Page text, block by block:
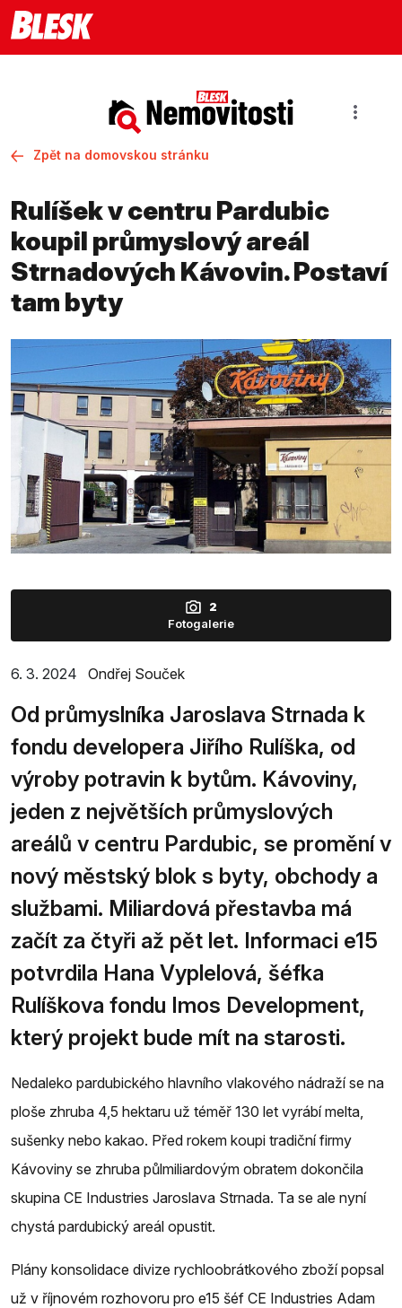
Zpět na domovskou stránku
Rulíšek v centru Pardubic
koupil průmyslový areál
Strnadových Kávovin. Postaví
tam byty
2
Fotogalerie
6. 3. 2024 Ondřej Souček
Od průmyslníka Jaroslava Strnada k
fondu developera Jiřího Rulíška, od
výroby potravin k bytům. Kávoviny,
jeden z největších průmyslových
areálů v centru Pardubic, se promění v
nový městský blok s byty, obchody a
službami. Miliardová přestavba má
začít za čtyři až pět let. Informaci e15
potvrdila Hana Vyplelová, šéfka
Rulíškova fondu Imos Development,
který projekt bude mít na starosti.
Nedaleko pardubického hlavního vlakového nádraží se na
ploše zhruba 4,5 hektaru už téměř 130 let vyrábí melta,
sušenky nebo kakao. Před rokem koupi tradiční firmy
Kávoviny se zhruba půlmiliardovým obratem dokončila
skupina CE Industries Jaroslava Strnada. Ta se ale nyní
chystá pardubický areál opustit.
Plány konsolidace divize rychloobrátkového zboží popsal
už v říjnovém rozhovoru pro e15 šéf CE Industries Adam